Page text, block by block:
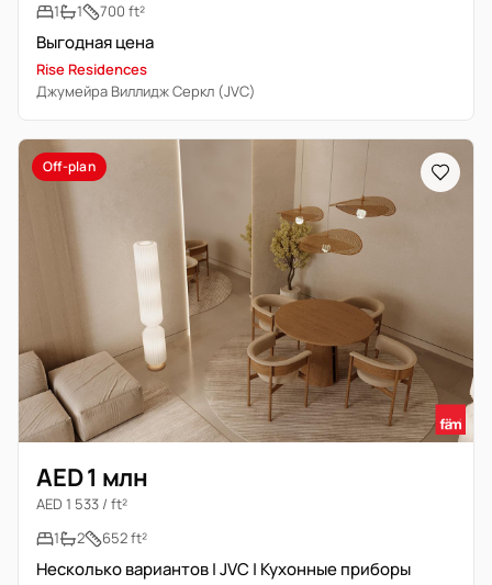
1
1 700 ft²
Выгодная цена
Rise Residences
Джумейра Виллидж Серкл (JVC)
Off-plan
AED 1 млн
AED 1 533 / ft²
1
2 652 ft²
Несколько вариантов | JVC | Кухонные приборы